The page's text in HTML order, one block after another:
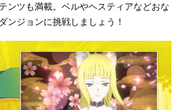
ンツも満載。ベルやヘスティアなどおな
ンジョンに挑戦しましょう！